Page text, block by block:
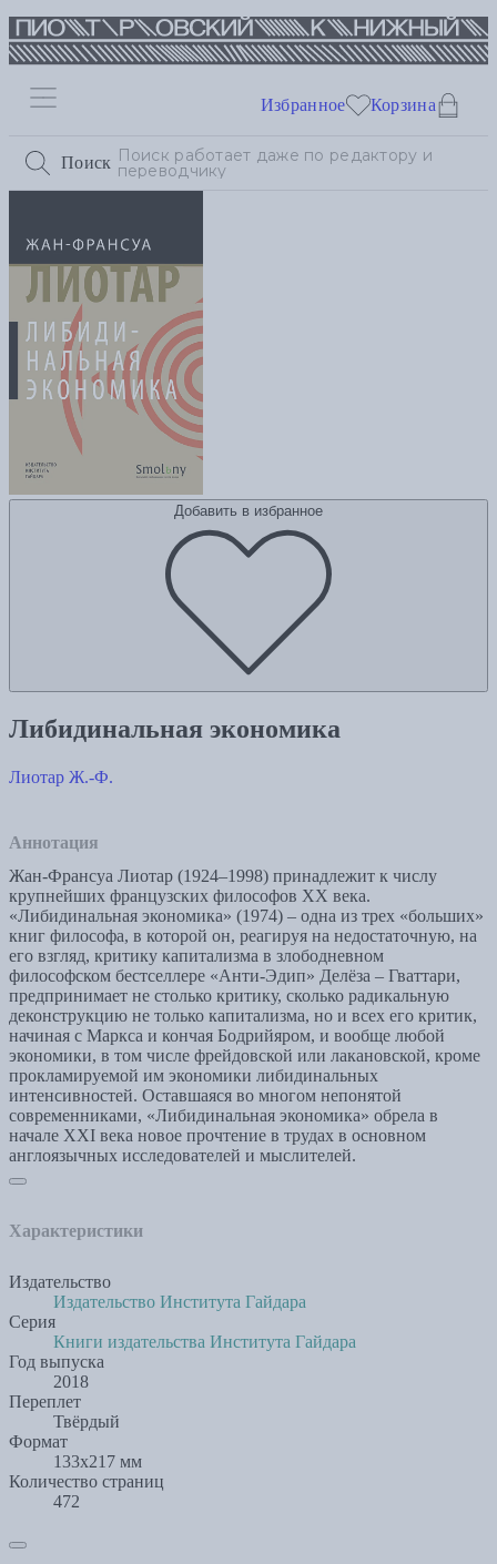
Поиск
Избранное Корзина
Добавить в избранное
Либидинальная экономика
Лиотар Ж.-Ф.
Аннотация
Жан-Франсуа Лиотар (1924–1998) принадлежит к числу
крупнейших французских философов ХХ века.
«Либидинальная экономика» (1974) – одна из трех «больших»
книг философа, в которой он, реагируя на недостаточную, на
его взгляд, критику капитализма в злободневном
философском бестселлере «Анти-Эдип» Делёза – Гваттари,
предпринимает не столько критику, сколько радикальную
деконструкцию не только капитализма, но и всех его критик,
начиная с Маркса и кончая Бодрийяром, и вообще любой
экономики, в том числе фрейдовской или лакановской, кроме
прокламируемой им экономики либидинальных
интенсивностей. Оставшаяся во многом непонятой
современниками, «Либидинальная экономика» обрела в
начале XXI века новое прочтение в трудах в основном
англоязычных исследователей и мыслителей.
Характеристики
Издательство
Издательство Института Гайдара
Серия
Книги издательства Института Гайдара
Год выпуска
2018
Переплет
Твёрдый
Формат
133х217 мм
Количество страниц
472